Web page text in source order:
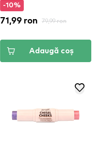
-10%
71,99 ron 79,99 ron
Adaugă coș